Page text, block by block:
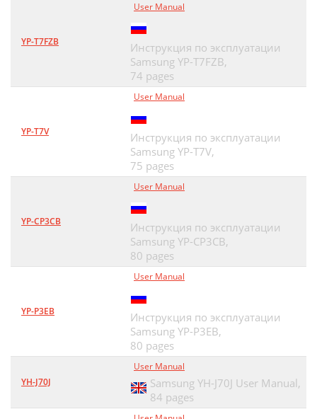
YP-T7FZB
User Manual
Инструкция по эксплуатации
Samsung YP-T7FZB,
74 pages
YP-T7V
User Manual
Инструкция по эксплуатации
Samsung YP-T7V,
75 pages
YP-CP3CB
User Manual
Инструкция по эксплуатации
Samsung YP-CP3CB,
80 pages
YP-P3EB
User Manual
Инструкция по эксплуатации
Samsung YP-P3EB,
80 pages
YH-J70J
User Manual
Samsung YH-J70J User Manual,
84 pages